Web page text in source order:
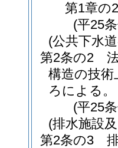
第1章の2
(平25
(公共下水
第2条の2
構造の技
ろによる。
(平25
(排水施設
第2条の3